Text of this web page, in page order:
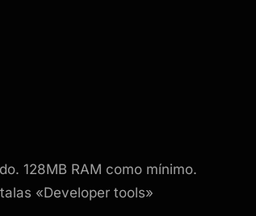
128MB RAM como mínimo.
«Developer tools»